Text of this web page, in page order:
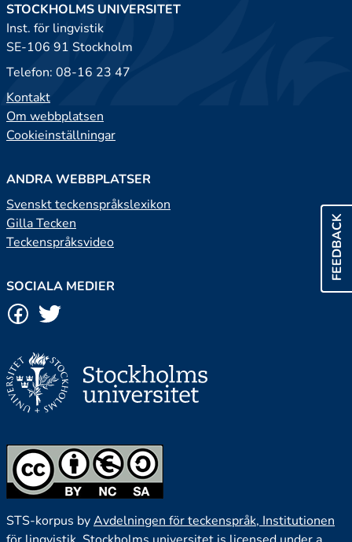
FEEDBACK
STOCKHOLMS UNIVERSITET
Inst. för lingvistik
SE-106 91 Stockholm
Telefon: 08-16 23 47
Kontakt
Om webbplatsen
Cookieinställningar
ANDRA WEBBPLATSER
Svenskt teckenspråkslexikon
Gilla Tecken
Teckenspråksvideo
SOCIALA MEDIER
STS-korpus byAvdelningen för teckenspråk, Institutionen